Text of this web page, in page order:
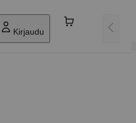
Kirjaudu